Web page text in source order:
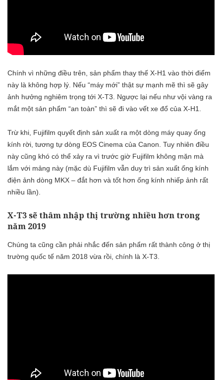
Chính vì những điều trên, sản phẩm thay thế X-H1 vào thời điểm
này là không hợp lý. Nếu “máy mới” thật sự mạnh mẽ thì sẽ gây
ảnh hưởng nghiêm trọng tới X-T3. Ngược lại nếu như vội vàng ra
mắt một sản phẩm “an toàn” thì sẽ đi vào vết xe đổ của X-H1.
Trừ khi, Fujifilm quyết định sản xuất ra một dòng máy quay ống
kính rời, tương tự dòng EOS Cinema của Canon. Tuy nhiên điều
này cũng khó có thể xảy ra vì trước giờ Fujifilm không mặn mà
lắm với mảng này (mặc dù Fujifilm vẫn duy trì sản xuất ống kính
điện ảnh dòng MKX – đắt hơn và tốt hơn ống kính nhiếp ảnh rất
nhiều lần).
X-T3 sẽ thâm nhập thị trường nhiều hơn trong
năm 2019
Chúng ta cũng cần phải nhắc đến sản phẩm rất thành công ở thị
trường quốc tế năm 2018 vừa rồi, chính là X-T3.